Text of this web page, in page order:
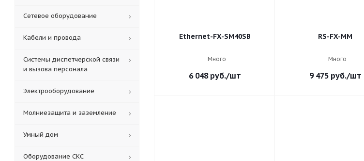
Ethernet-FX-SM40SB
Много
6 048руб./шт
RS-FX-MM
Много
9 475руб./шт
Сетевое оборудование
Кабели и провода
Системы диспетчерской связи
и вызова персонала
Электрооборудование
Молниезащита и заземление
Умный дом
Оборудование СКС